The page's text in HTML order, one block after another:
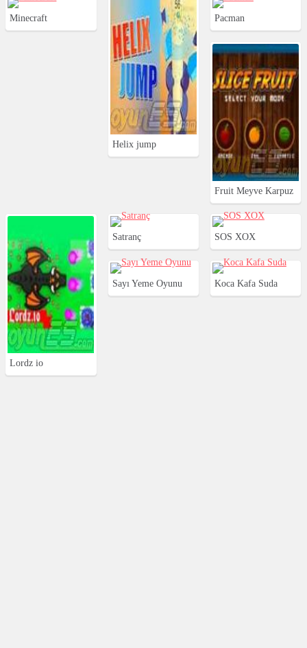
Minecraft
Helix jump
Pacman
Fruit Meyve Karpuz
Lordz io
Satranç SOS XOX
Sayı Yeme Oyunu Koca Kafa Suda